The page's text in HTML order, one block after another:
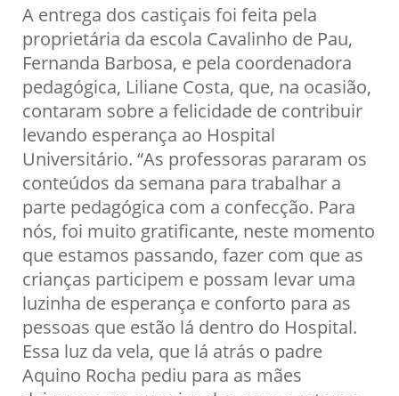
A entrega dos castiçais foi feita pela
proprietária da escola Cavalinho de Pau,
Fernanda Barbosa, e pela coordenadora
pedagógica, Liliane Costa, que, na ocasião,
contaram sobre a felicidade de contribuir
levando esperança ao Hospital
Universitário. “As professoras pararam os
conteúdos da semana para trabalhar a
parte pedagógica com a confecção. Para
nós, foi muito gratificante, neste momento
que estamos passando, fazer com que as
crianças participem e possam levar uma
luzinha de esperança e conforto para as
pessoas que estão lá dentro do Hospital.
Essa luz da vela, que lá atrás o padre
Aquino Rocha pediu para as mães